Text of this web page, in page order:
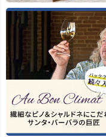
りました。また、自然な
酸味を保つため、収穫は
夜間に行いました。
■醸造について
ブドウは丁寧に除梗・選
別され、完璧な状態の果
実のみがワイン造りに使
用されました。低温浸漬
によって色素と風味を抽
出したのち、タンクで一
次発酵を開始。発酵後、